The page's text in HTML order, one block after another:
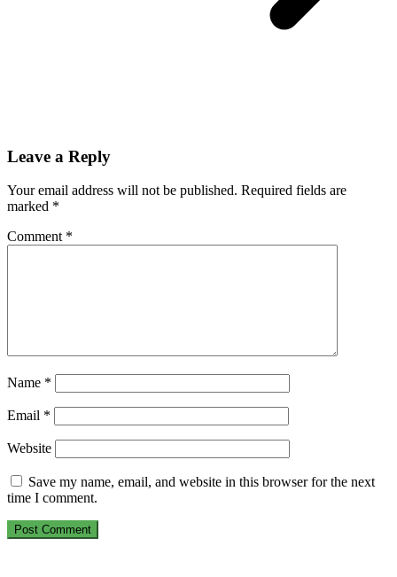
Leave a Reply
Your email address will not be published. Required fields are
marked *
Comment *
Name *
Email *
Website
Save my name, email, and website in this browser for the next
time I comment.